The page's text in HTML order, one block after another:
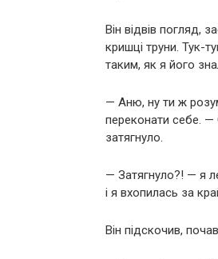
Він відвів погляд,
кришці труни. Тук-
таким, як я його
— Аню, ну ти ж
переконати себе. —
затягнуло.
— Затягнуло?! — я
і я вхопилась за
Він підскочив,